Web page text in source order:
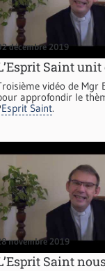
décembre 2019
Saint
vidéo de Mgr
approfondir le
Esprit Saint.
novembre 2019
Saint